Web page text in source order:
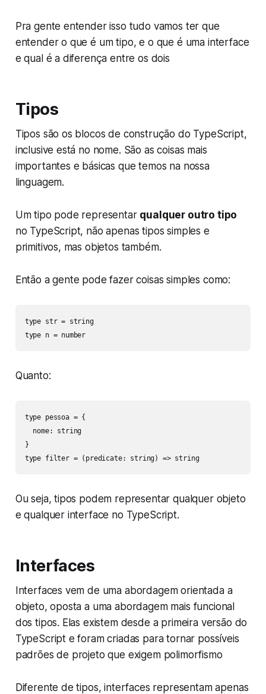
Pra gente entender isso tudo vamos ter que
entender o que é um tipo, e o que é uma interface
e qual é a diferença entre os dois
Tipos
Tipos são os blocos de construção do TypeScript,
inclusive está no nome. São as coisas mais
importantes e básicas que temos na nossa
linguagem.
Um tipo pode representar qualquer outro tipo
no TypeScript, não apenas tipos simples e
primitivos, mas objetos também.
Então a gente pode fazer coisas simples como:
type str = string
type n = number
Quanto:
type pessoa = {
  nome: string
}
type filter = (predicate: string) => string
Ou seja, tipos podem representar qualquer objeto
e qualquer interface no TypeScript.
Interfaces
Interfaces vem de uma abordagem orientada a
objeto, oposta a uma abordagem mais funcional
dos tipos. Elas existem desde a primeira versão do
TypeScript e foram criadas para tornar possíveis
padrões de projeto que exigem polimorfismo
Diferente de tipos, interfaces representam apenas